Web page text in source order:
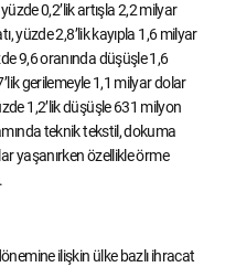
0,2’lik artışla 2,2 milyar
yüzde 2,8’lik kayıpla 1,6 milyar
9,6 oranında düşüşle 1,6
gerilemeyle 1,1 milyar dolar
1,2’lik düşüşle 631 milyon
teknik tekstil, dokuma
yaşanırken özellikle örme
ilişkin ülke bazlı ihracat